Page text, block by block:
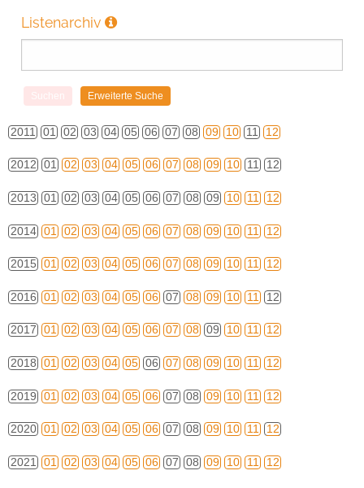
Listenarchiv
2011 01 02 03 04 05 06 07 08 09 10 11 12
2012 01 02 03 04 05 06 07 08 09 10 11 12
2013 01 02 03 04 05 06 07 08 09 10 11 12
2014 01 02 03 04 05 06 07 08 09 10 11 12
2015 01 02 03 04 05 06 07 08 09 10 11 12
2016 01 02 03 04 05 06 07 08 09 10 11 12
2017 01 02 03 04 05 06 07 08 09 10 11 12
2018 01 02 03 04 05 06 07 08 09 10 11 12
2019 01 02 03 04 05 06 07 08 09 10 11 12
2020 01 02 03 04 05 06 07 08 09 10 11 12
2021 01 02 03 04 05 06 07 08 09 10 11 12